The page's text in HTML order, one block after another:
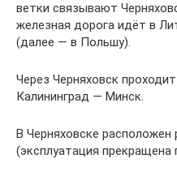
ветки связывают
железная дорога идёт в
(далее — в Польшу).
Через Черняховск
Калининград — Минск.
В Черняховске расположен
(эксплуатация